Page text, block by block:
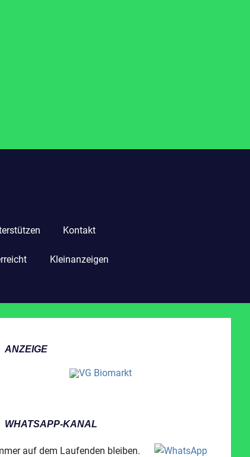
Kontakt
Kleinanzeigen
ANZEIGE
WHATSAPP-KANAL
auf dem Laufenden bleiben.